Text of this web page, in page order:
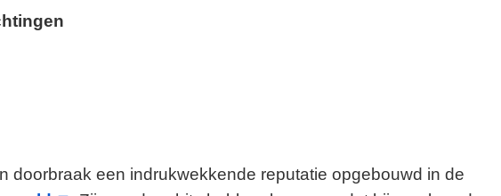
doorbraak een indrukwekkende reputatie opgebouwd in de